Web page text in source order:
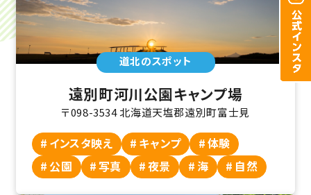
道北のスポット
遠別町河川公園キャンプ場
〒098-3534 北海道天塩郡遠別町富士見
インスタ映え キャンプ
体験
公園
写真 夜景 海 自然